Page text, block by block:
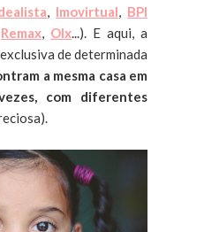
, Imovirtual, BPI
Remax, Olx...). E aqui, a
de determinada
a mesma casa em
com diferentes